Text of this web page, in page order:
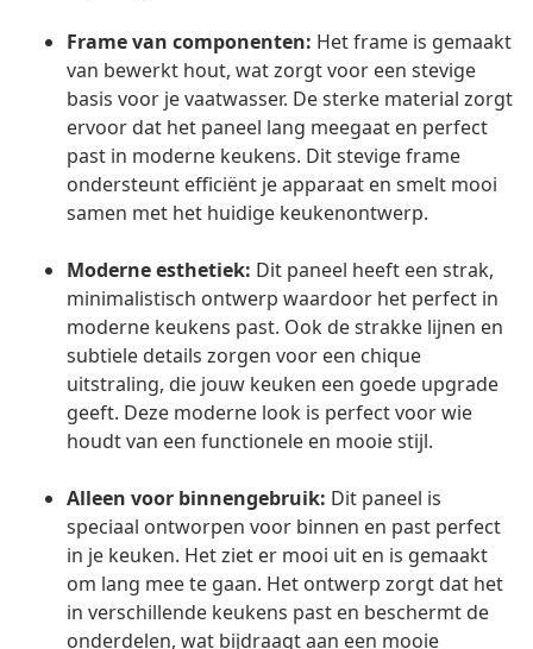
Frame van componenten: Het frame is gemaakt
van bewerkt hout, wat zorgt voor een stevige
basis voor je vaatwasser. De sterke material zorgt
ervoor dat het paneel lang meegaat en perfect
past in moderne keukens. Dit stevige frame
ondersteunt efficiënt je apparaat en smelt mooi
samen met het huidige keukenontwerp.
Moderne esthetiek: Dit paneel heeft een strak,
minimalistisch ontwerp waardoor het perfect in
moderne keukens past. Ook de strakke lijnen en
subtiele details zorgen voor een chique
uitstraling, die jouw keuken een goede upgrade
geeft. Deze moderne look is perfect voor wie
houdt van een functionele en mooie stijl.
Alleen voor binnengebruik: Dit paneel is
speciaal ontworpen voor binnen en past perfect
in je keuken. Het ziet er mooi uit en is gemaakt
om lang mee te gaan. Het ontwerp zorgt dat het
in verschillende keukens past en beschermt de
onderdelen, wat bijdraagt aan een mooie